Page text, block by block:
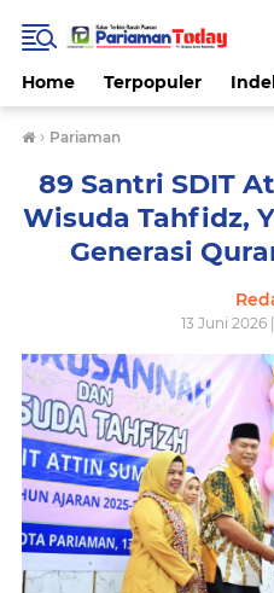
Home Terpopuler
› Pariaman
89 Santri SDIT
Wisuda Tahfidz,
Generasi
13 Juni 2026